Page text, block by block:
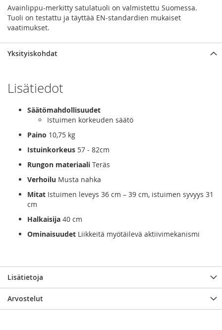
Avainlippu-merkitty satulatuoli on valmistettu Suomessa.
Tuoli on testattu ja täyttää EN-standardien mukaiset
vaatimukset.
Yksityiskohdat
Lisätiedot
Säätömahdollisuudet
Istuimen korkeuden säätö
Paino 10,75 kg
Istuinkorkeus 57 - 82cm
Rungon materiaali Teräs
Verhoilu Musta nahka
Mitat Istuimen leveys 36 cm – 39 cm, istuimen syvyys 31
cm
Halkaisija 40 cm
Ominaisuudet Liikkeitä myötäilevä aktiivimekanismi
Lisätietoja
Arvostelut